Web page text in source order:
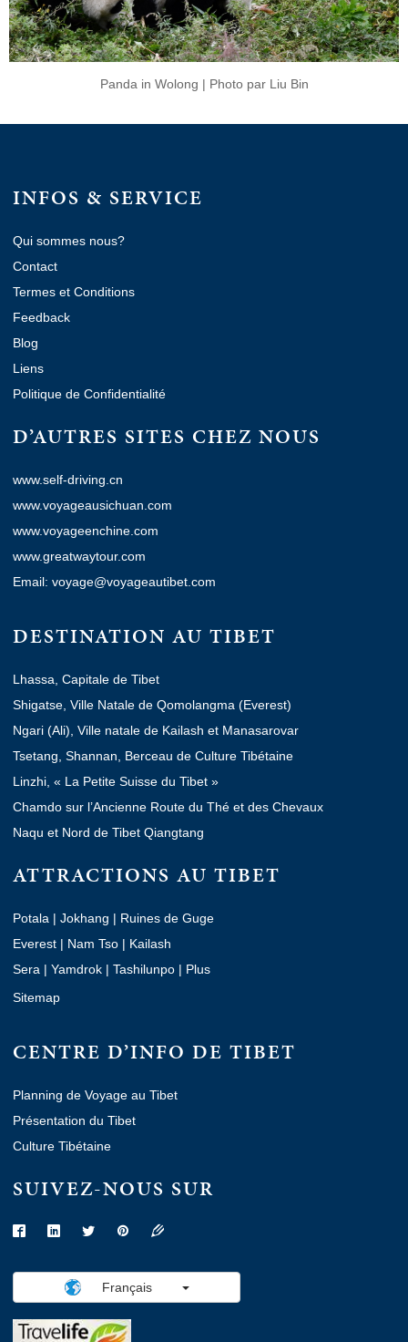
Panda in Wolong | Photo par Liu Bin
INFOS & SERVICE
Qui sommes nous?
Contact
Termes et Conditions
Feedback
Blog
Liens
Politique de Confidentialité
D’AUTRES SITES CHEZ NOUS
www.self-driving.cn
www.voyageausichuan.com
www.voyageenchine.com
www.greatwaytour.com
Email: voyage@voyageautibet.com
DESTINATION AU TIBET
Lhassa, Capitale de Tibet
Shigatse, Ville Natale de Qomolangma (Everest)
Ngari (Ali), Ville natale de Kailash et Manasarovar
Tsetang, Shannan, Berceau de Culture Tibétaine
Linzhi, « La Petite Suisse du Tibet »
Chamdo sur l’Ancienne Route du Thé et des Chevaux
Naqu et Nord de Tibet Qiangtang
ATTRACTIONS AU TIBET
Potala | Jokhang | Ruines de Guge
Everest | Nam Tso | Kailash
Sera | Yamdrok | Tashilunpo | Plus
Sitemap
CENTRE D’INFO DE TIBET
Planning de Voyage au Tibet
Présentation du Tibet
Culture Tibétaine
SUIVEZ-NOUS SUR
Français